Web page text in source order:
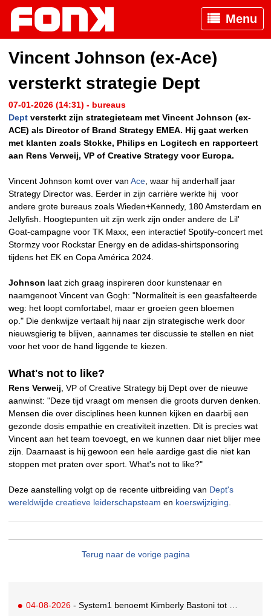
Menu
Vincent Johnson (ex-Ace)
versterkt strategie Dept
07-01-2026 (14:31) - bureaus
Dept versterkt zijn strategieteam met Vincent Johnson (ex-
ACE) als Director of Brand Strategy EMEA. Hij gaat werken
met klanten zoals Stokke, Philips en Logitech en rapporteert
aan Rens Verweij, VP of Creative Strategy voor Europa.
Vincent Johnson komt over van Ace , waar hij anderhalf jaar
Strategy Director was. Eerder in zijn carrière werkte hij voor
andere grote bureaus zoals Wieden+Kennedy, 180 Amsterdam en
Jellyfish. Hoogtepunten uit zijn werk zijn onder andere de Lil'
Goat-campagne voor TK Maxx, een interactief Spotify-concert met
Stormzy voor Rockstar Energy en de adidas-shirtsponsoring
tijdens het EK en Copa América 2024.
Johnson laat zich graag inspireren door kunstenaar en
naamgenoot Vincent van Gogh: "Normaliteit is een geasfalteerde
weg: het loopt comfortabel, maar er groeien geen bloemen
op." Die denkwijze vertaalt hij naar zijn strategische werk door
nieuwsgierig te blijven, aannames ter discussie te stellen en niet
voor het voor de hand liggende te kiezen.
What's not to like?
Rens Verweij , VP of Creative Strategy bij Dept over de nieuwe
aanwinst: "Deze tijd vraagt om mensen die groots durven denken.
Mensen die over disciplines heen kunnen kijken en daarbij een
gezonde dosis empathie en creativiteit inzetten. Dit is precies wat
Vincent aan het team toevoegt, en we kunnen daar niet blijer mee
zijn. Daarnaast is hij gewoon een hele aardige gast die niet kan
stoppen met praten over sport. What's not to like?"
Deze aanstelling volgt op de recente uitbreiding van Dept's
wereldwijde creatieve leiderschapsteam en koerswijziging
Terug naar de vorige pagina
04-08-2026 - System1 benoemt Kimberly Bastoni tot Gobal Chief Commercial Officer